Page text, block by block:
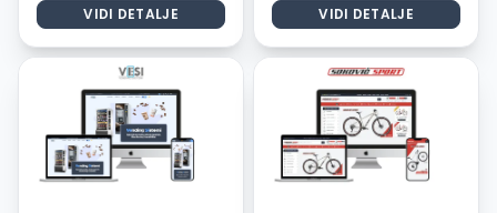
VIDI DETALJE VIDI DETALJE